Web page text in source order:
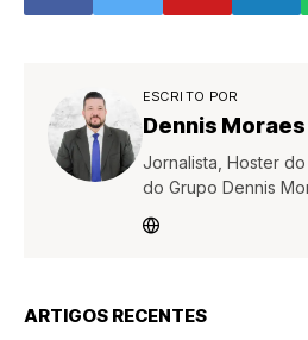
ESCRITO POR
Dennis Moraes
Jornalista, Hoster
do Grupo Dennis
ARTIGOS RECENTES